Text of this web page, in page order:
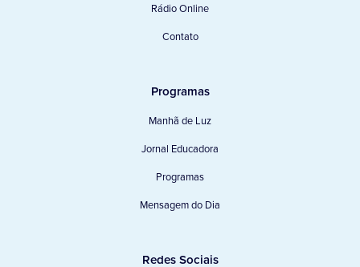
Rádio Online
Contato
Programas
Manhã de Luz
Jornal Educadora
Programas
Mensagem do Dia
Redes Sociais